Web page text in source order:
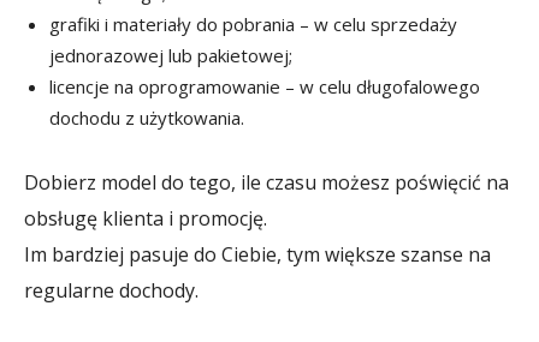
grafiki i materiały do pobrania – w celu sprzedaży
jednorazowej lub pakietowej;
licencje na oprogramowanie – w celu długofalowego
dochodu z użytkowania.
Dobierz model do tego, ile czasu możesz poświęcić na
obsługę klienta i promocję.
Im bardziej pasuje do Ciebie, tym większe szanse na
regularne dochody.